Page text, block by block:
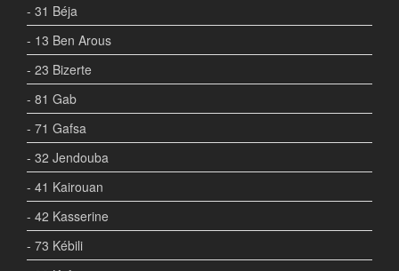
- 31 Béja
- 13 Ben Arous
- 23 Bizerte
- 81 Gab
- 71 Gafsa
- 32 Jendouba
- 41 Kairouan
- 42 Kasserine
- 73 Kébili